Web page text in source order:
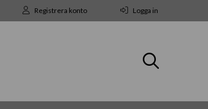
Registrera konto Logga in